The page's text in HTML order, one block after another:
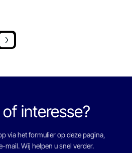
interesse?
via het formulier op deze pagina,
mail. Wij helpen u snel verder.